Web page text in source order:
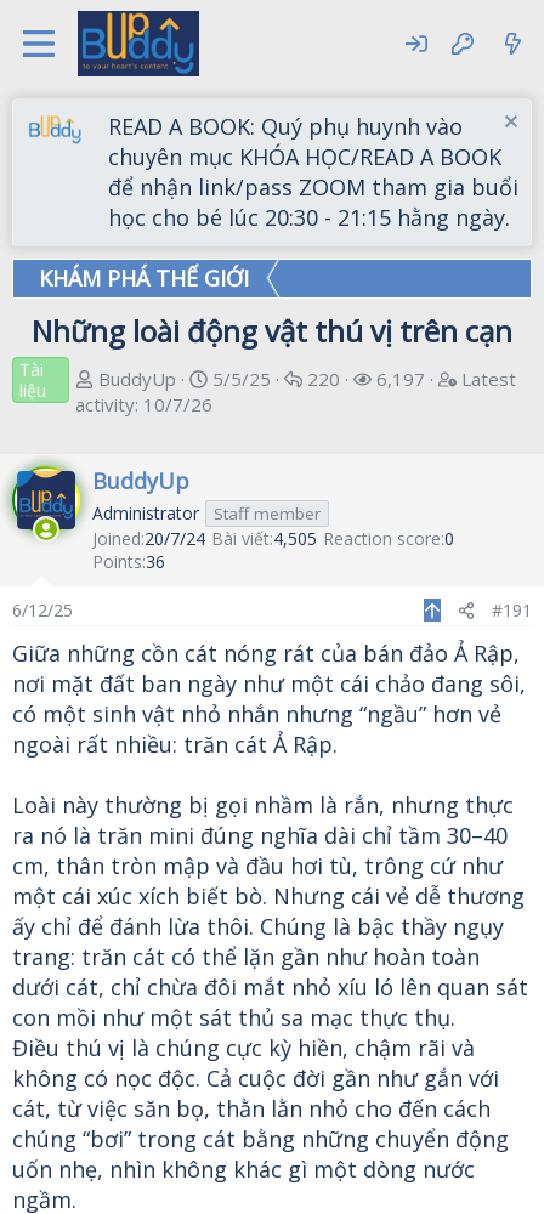
READ A BOOK: Quý phụ huynh vào
chuyên mục KHÓA HỌC/READ A BOOK
để nhận link/pass ZOOM tham gia buổi
học cho bé lúc 20:30 - 21:15 hằng ngày.
KHÁM PHÁ THẾ GIỚI
Những loài động vật thú vị trên cạn
Tài
liệu
T
h
a
d
s
t
e
r
BuddyUp
S
d
a
5/5/25
R
e
s
220
V
6,197
L
i
i
t
y
Latest
activity: 10/7/26
BuddyUp
Administrator Staff member
Joined 20/7/24 Bài viết 4,505 Reaction score 0
Points 36
6/12/25 #191
Giữa những cồn cát nóng rát của bán đảo Ả Rập,
nơi mặt đất ban ngày như một cái chảo đang sôi,
có một sinh vật nhỏ nhắn nhưng “ngầu” hơn vẻ
ngoài rất nhiều: trăn cát Ả Rập.
Loài này thường bị gọi nhầm là rắn, nhưng thực
ra nó là trăn mini đúng nghĩa dài chỉ tầm 30–40
cm, thân tròn mập và đầu hơi tù, trông cứ như
một cái xúc xích biết bò. Nhưng cái vẻ dễ thương
ấy chỉ để đánh lừa thôi. Chúng là bậc thầy ngụy
trang: trăn cát có thể lặn gần như hoàn toàn
dưới cát, chỉ chừa đôi mắt nhỏ xíu ló lên quan sát
con mồi như một sát thủ sa mạc thực thụ.
Điều thú vị là chúng cực kỳ hiền, chậm rãi và
không có nọc độc. Cả cuộc đời gần như gắn với
cát, từ việc săn bọ, thằn lằn nhỏ cho đến cách
chúng “bơi” trong cát bằng những chuyển động
uốn nhẹ, nhìn không khác gì một dòng nước
ngầm.